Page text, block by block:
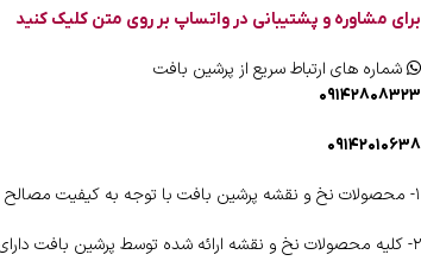
برای مشاوره و پشتیبانی در واتساپ بر روی متن کلیک کنید
شماره های ارتباط سریع از پرشین بافت
۰۹۱۴۲۸۰۸۳۲۳
۰۹۱۴۲۰۱۰۶۳۸
۱- محصولات نخ و نقشه پرشین بافت با توجه به کیفیت مصالح ، طراحی و رنگرزی دارای شناسنامه اختصاصی و هولوگرام اختصاصی می باشند .
۲- کلیه محصولات نخ و نقشه ارائه شده توسط پرشین بافت دارای امکان ارسال پستی رایگان به اقصی نقاط کشور را دارا می باشند .